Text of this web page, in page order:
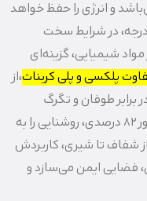
و انرژی را حفظ خواهد
کرد. این ورق، با تحمل دماهای بالا تا 120 درجه، در شرایط سخت
شیمیایی، گزینه‌ای
پلکسی و پلی کربنات،از
برابر طوفان و تگرگ
پایداری بالا تری دارد. این ماده، با انتقال نور 82 درصدی، روشنایی را به
از شفاف تا شیری، کاربردش
فضایی ایمن می‌سازد و